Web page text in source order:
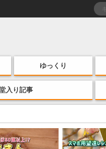
ゆっくり
入り記事